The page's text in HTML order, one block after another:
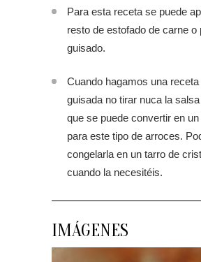
Para esta receta se puede
resto de estofado de carne o
guisado.
Cuando hagamos una
guisada no tirar nuca la
que se puede convertir en
para este tipo de arroces.
congelarla en un tarro de
cuando la necesitéis.
IMÁGENES